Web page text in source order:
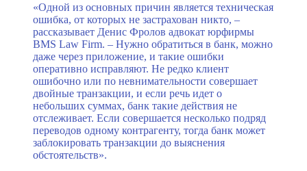
«Одной из основных причин является техническая
ошибка, от которых не застрахован никто, –
рассказывает Денис Фролов адвокат юрфирмы
BMS Law Firm. – Нужно обратиться в банк, можно
даже через приложение, и такие ошибки
оперативно исправляют. Не редко клиент
ошибочно или по невнимательности совершает
двойные транзакции, и если речь идет о
небольших суммах, банк такие действия не
отслеживает. Если совершается несколько подряд
переводов одному контрагенту, тогда банк может
заблокировать транзакции до выяснения
обстоятельств».